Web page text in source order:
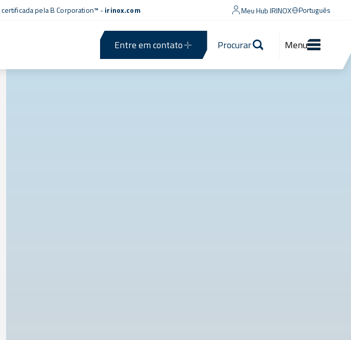
certificada pela B Corporation™ -irinox.com Meu Hub IRINOX Português
Entre em contato Procurar Menu